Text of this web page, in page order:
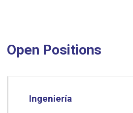
Open Positions
Ingeniería